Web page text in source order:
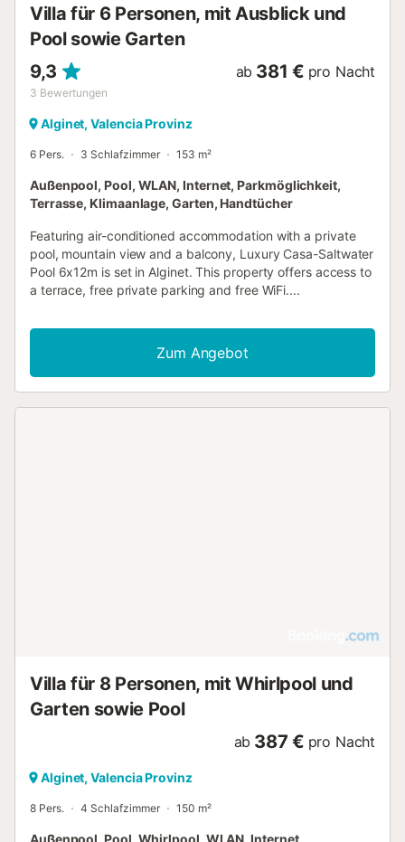
Villa für 6 Personen, mit Ausblick und
Pool sowie Garten
9,3
3 Bewertungen
ab 381 € pro Nacht
Alginet, Valencia Provinz
6 Pers. 3 Schlafzimmer 153 m²
Außenpool, Pool, WLAN, Internet, Parkmöglichkeit,
Terrasse, Klimaanlage, Garten, Handtücher
Featuring air-conditioned accommodation with a private
pool, mountain view and a balcony, Luxury Casa-Saltwater
Pool 6x12m is set in Alginet. This property offers access to
a terrace, free private parking and free WiFi....
Zum Angebot
Villa für 8 Personen, mit Whirlpool und
Garten sowie Pool
ab 387 € pro Nacht
Alginet, Valencia Provinz
8 Pers. 4 Schlafzimmer 150 m²
Außenpool, Pool, Whirlpool, WLAN, Internet,